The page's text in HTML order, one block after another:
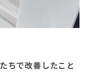
ちで改善したこと